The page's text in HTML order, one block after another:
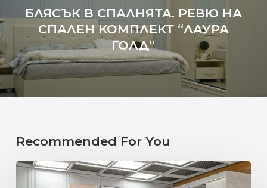
БЛЯСЪК В СПАЛНЯТА. РЕВЮ НА
СПАЛЕН КОМПЛЕКТ “ЛАУРА
ГОЛД”
Recommended For You
ИДЕАЛНАТА